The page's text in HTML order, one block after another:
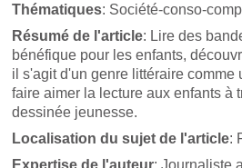
Thématiques: Société-conso-
Résumé de l'article: Lire des
bénéfique pour les enfants,
il s'agit d'un genre littéraire comme
faire aimer la lecture aux enfants à
dessinée jeunesse.
Localisation du sujet de l'article:
Expertise de l'auteur: Journaliste